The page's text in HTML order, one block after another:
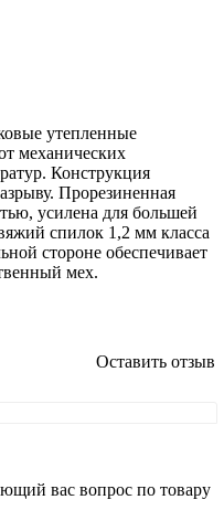
утепленные
механических
Конструкция
Прорезиненная
усилена для большей
спилок 1,2 мм класса
стороне обеспечивает
мех.
Оставить отзыв
вас вопрос по товару